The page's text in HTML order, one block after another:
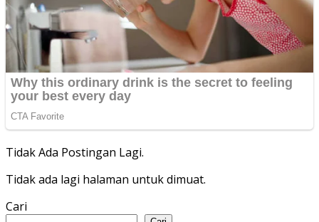
Tidak Ada Postingan Lagi.
Tidak ada lagi halaman untuk dimuat.
Cari